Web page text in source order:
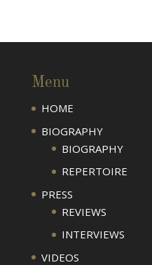
Menu
HOME
BIOGRAPHY
BIOGRAPHY
REPERTOIRE
PRESS
REVIEWS
INTERVIEWS
VIDEOS